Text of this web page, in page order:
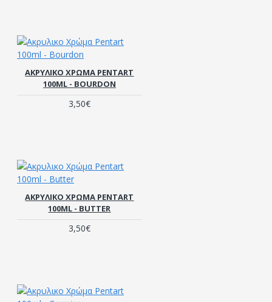
ΑΚΡΥΛΙΚΟ ΧΡΏΜΑ PENTART
100ML - BOURDON
3,50€
ΑΚΡΥΛΙΚΟ ΧΡΏΜΑ PENTART
100ML - BUTTER
3,50€